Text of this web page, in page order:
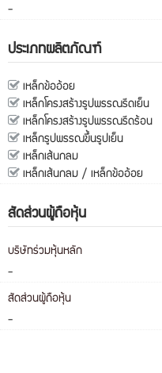
-
ประเภทผลิตภัณฑ์
เหล็กข้ออ้อย
เหล็กโครงสร้างรูปพรรณรีดเย็น
เหล็กโครงสร้างรูปพรรณรีดร้อน
เหล็กรูปพรรณขึ้นรูปเย็น
เหล็กเส้นกลม
เหล็กเส้นกลม / เหล็กข้ออ้อย
สัดส่วนผู้ถือหุ้น
บริษัทร่วมหุ้นหลัก
-
สัดส่วนผู้ถือหุ้น
-